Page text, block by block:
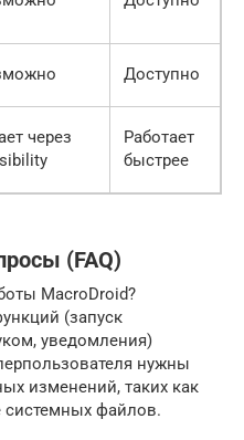
Доступно
через
Работает
быстрее
(FAQ)
MacroDroid?
(запуск
уведомления)
нужны
изменений, таких как
системных файлов.